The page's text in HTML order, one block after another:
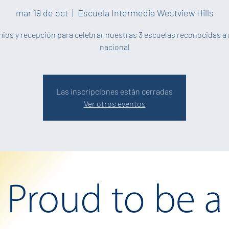
mar 19 de oct
  |
Escuela Intermedia Westview Hills
y recepción para celebrar nuestras 3 escuelas reconocidas a
nacional
Las inscripciones están cerradas
Ver otros eventos